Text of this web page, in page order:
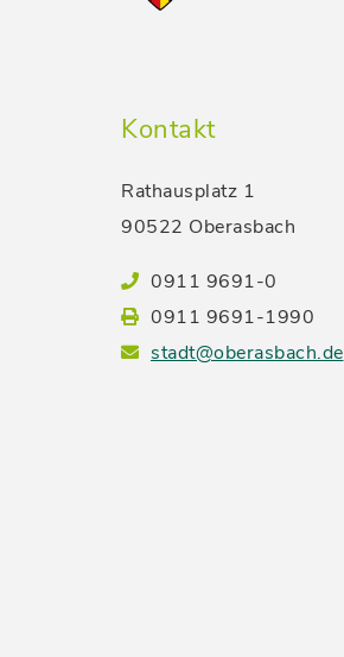
Kontakt
Rathausplatz 1
90522 Oberasbach
0911 9691-0
0911 9691-1990
stadt@oberasbach.de